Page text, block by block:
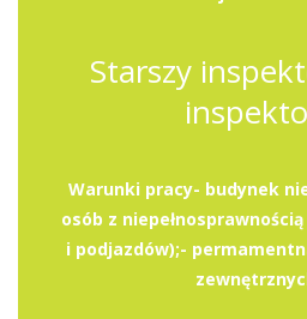
Starszy
Warunki pracy- budynek
osób z
i podjazdów);-